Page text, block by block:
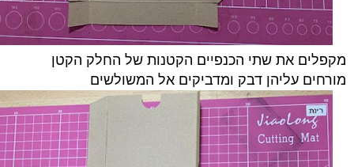
מקפלים את שתי הכנפיים הקטנות של החלק הקטן
מורחים עליהן דבק ומדביקים אל המשולשים